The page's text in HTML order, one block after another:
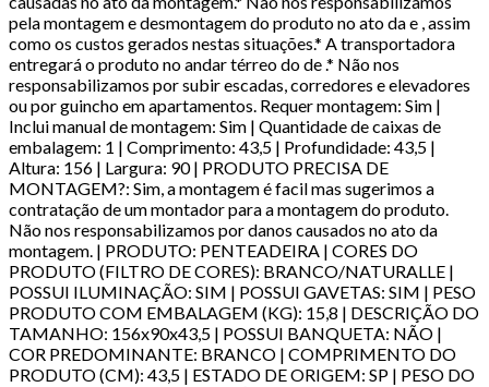
pela montagem e desmontagem do produto no ato da e , assim
como os custos gerados nestas situações.* A transportadora
entregará o produto no andar térreo do de .* Não nos
responsabilizamos por subir escadas, corredores e elevadores
ou por guincho em apartamentos. Requer montagem: Sim |
Inclui manual de montagem: Sim | Quantidade de caixas de
embalagem: 1 | Comprimento: 43,5 | Profundidade: 43,5 |
Altura: 156 | Largura: 90 | PRODUTO PRECISA DE
MONTAGEM?: Sim, a montagem é facil mas sugerimos a
contratação de um montador para a montagem do produto.
Não nos responsabilizamos por danos causados no ato da
montagem. | PRODUTO: PENTEADEIRA | CORES DO
PRODUTO (FILTRO DE CORES): BRANCO/NATURALLE |
POSSUI ILUMINAÇÃO: SIM | POSSUI GAVETAS: SIM | PESO
PRODUTO COM EMBALAGEM (KG): 15,8 | DESCRIÇÃO DO
TAMANHO: 156x90x43,5 | POSSUI BANQUETA: NÃO |
COR PREDOMINANTE: BRANCO | COMPRIMENTO DO
PRODUTO (CM): 43,5 | ESTADO DE ORIGEM: SP | PESO DO